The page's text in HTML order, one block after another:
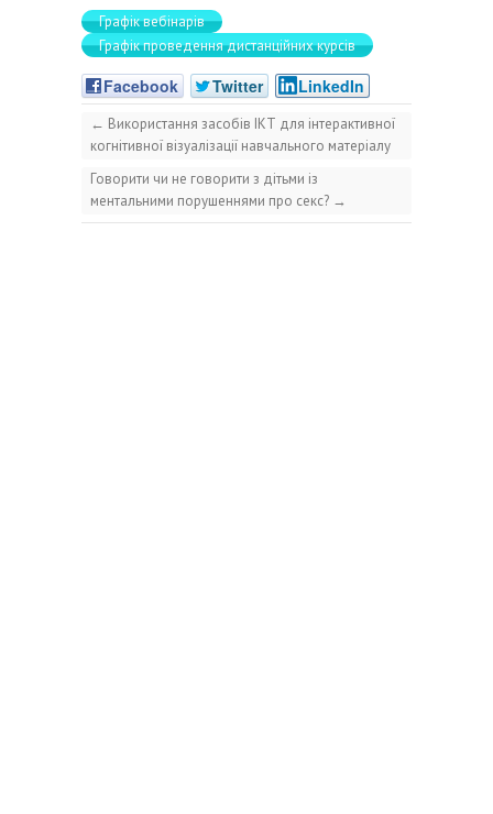
Графік вебінарів
Графік проведення дистанційних курсів
Facebook Twitter LinkedIn
← Використання засобів ІКТ для інтерактивної
когнітивної візуалізації навчального матеріалу
Говорити чи не говорити з дітьми із
ментальними порушеннями про секс? →